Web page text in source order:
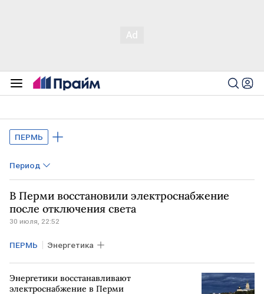
ПЕРМЬ
Период
В Перми восстановили электроснабжение
после отключения света
30 июля, 22:52
ПЕРМЬ Энергетика
Энергетики восстанавливают
электроснабжение в Перми